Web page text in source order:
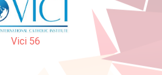
Vici 56